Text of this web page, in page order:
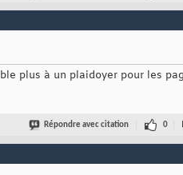
plus à un plaidoyer pour les
Répondre avec citation 0